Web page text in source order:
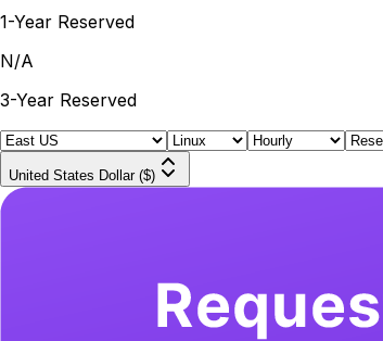
1-Year Reserved
N/A
3-Year Reserved
United States Dollar ($)